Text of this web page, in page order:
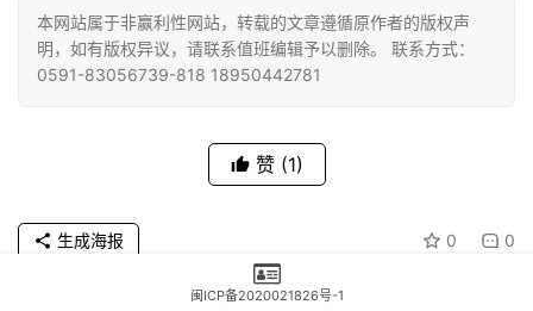
本网站属于非赢利性网站，转载的文章遵循原作者的版权声
明，如有版权异议，请联系值班编辑予以删除。 联系方式：
0591-83056739-818 18950442781
赞 (1)
0 0
生成海报
妙莲老和尚：我有除食欲习气的好方法！
闽ICP备2020021826号-1